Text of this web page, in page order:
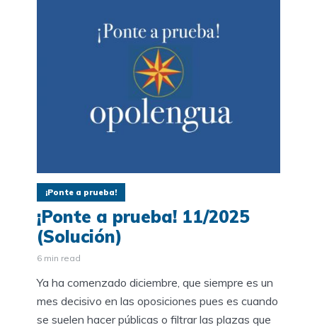
¡Ponte a prueba!
¡Ponte a prueba! 11/2025
(Solución)
6 min read
Ya ha comenzado diciembre, que siempre es un
mes decisivo en las oposiciones pues es cuando
se suelen hacer públicas o filtrar las plazas que